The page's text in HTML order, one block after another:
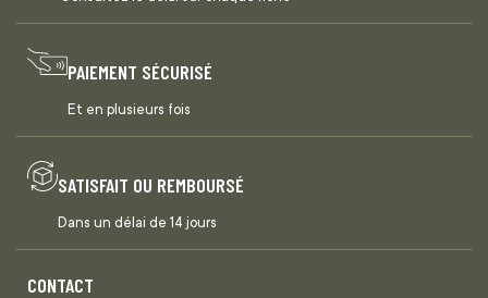
PAIEMENT SÉCURISÉ
Et en plusieurs fois
SATISFAIT OU REMBOURSÉ
Dans un délai de 14 jours
CONTACT